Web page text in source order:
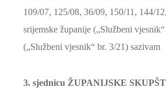
109/07, 125/08, 36/09, 150/11, 144/
srijemske županije („Službeni
(„Službeni vjesnik“ br. 3/21) sazivam
3. sjednicu ŽUPANIJSKE